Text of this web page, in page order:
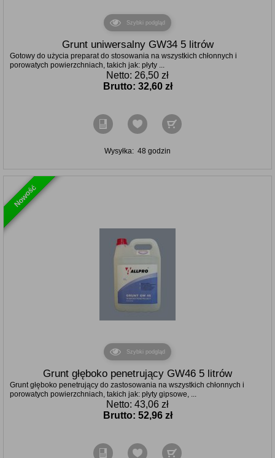
Polityka prywatności
Szybki podgląd
Grunt uniwersalny GW34 5 litrów
Gotowy do użycia preparat do stosowania na wszystkich chłonnych i
porowatych powierzchniach, takich jak: płyty ...
Netto: 26,50 zł
Brutto: 32,60 zł
Wysyłka: 48 godzin
Nowość
Szybki podgląd
Grunt głęboko penetrujący GW46 5 litrów
Grunt głęboko penetrujący do zastosowania na wszystkich chłonnych i
porowatych powierzchniach, takich jak: płyty gipsowe, ...
Netto: 43,06 zł
Brutto: 52,96 zł